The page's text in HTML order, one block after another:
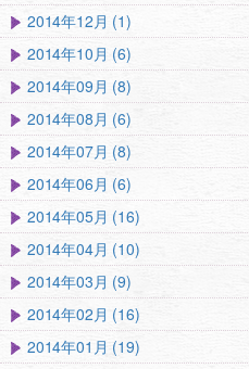
2014年12月 (1)
2014年10月 (6)
2014年09月 (8)
2014年08月 (6)
2014年07月 (8)
2014年06月 (6)
2014年05月 (16)
2014年04月 (10)
2014年03月 (9)
2014年02月 (16)
2014年01月 (19)